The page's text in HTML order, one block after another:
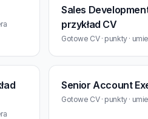
Sales
przykład CV
Gotowe CV · punkty ·
Senior Account
Gotowe CV · punkty ·